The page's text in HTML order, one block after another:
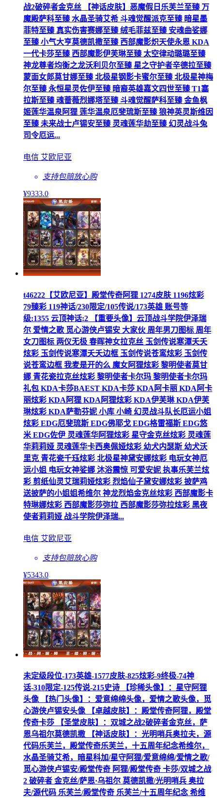
战2破碎者金克丝 【神话皮肤】恶魔假日乐芙兰至臻 万
魔殿萨科至臻 水晶圣骑艾希 斗魂觉醒派克至臻 暗星墨
菲特至臻 真实伤害赛娜至臻 绒毛菲兹至臻 安魂曲娑娜
至臻 小气大亨莫德凯撒至臻 西部魔影炽天使永恩 KDA
一代卡莎至臻 西部魔影伊芙琳至臻 太空律动璐璐至臻
神龙尊者均衡之龙沃利贝尔至臻 星之守护者辛德拉至臻
蒙面女郎莫甘娜至臻 北极星钢影卡蜜尔至臻 北极星神梅
尔至臻 永恒星灵佐伊至臻 暗裔英雄嘉文四世至臻 T1塞
拉斯至臻 魂蔷薇烈娜塔至臻 斗魂觉醒萨科至臻 金鱼枫
姬莲华温泉阿狸 莲华温泉厄斐琉斯至臻 狼神英灵斯维因
至臻 未来战士卢锡安至臻 灵魂莲华劫至臻 幻灵战斗兔
司令厄运...
电信 艾欧尼亚
支持包赔放心购
¥9333.0
t46222【艾欧尼亚】殿堂传奇阿狸 1274皮肤 1196炫彩
79臻彩 119神话/230限定/105传说/173英雄 账号等
级:1355 云顶神话:2 【重要头像】云顶战斗学院伊泽瑞
尔 爱情之歌 觅心游侠卢锡安 大家伙 周年男刀图标 周年
女刀图标 两仪无极 春晖神女拉克丝 玉剑传说寒潭夭夭
炫彩 玉剑传说寒潭夭夭边框 玉剑传说苍鸾炫彩 玉剑传
说苍鸾边框 我麦是开的么 魔女阿狸炫彩 黎明使者莫甘
娜 青花瓷拉克丝炫彩 黎明使者卡尔玛 黎明使者卡尔玛
礼包 KDA卡莎BAEST KDA卡莎 KDA阿卡丽 KDA阿卡
丽炫彩 KDA阿狸 KDA阿狸炫彩 KDA伊芙琳 KDA伊芙
琳炫彩 KDA萨勒芬妮 小库 小崎 幻灵战斗队长厄运小姐
炫彩 EDG厄斐琉斯 EDG佛耶戈 EDG格雷福斯 EDG悠
米 EDG佐伊 灵魂莲华阿狸炫彩 星守金克丝炫彩 灵魂莲
华莉莉娅 灵魂莲华卡西奥佩娅炫彩 幼犬内瑟斯 幼犬沃
里克 青花瓷千珏炫彩 北极星神黛安娜炫彩 电玩女神厄
运小姐 电玩女神娑娜 沐浴震惊 可爱安妮 执事乐芙兰炫
彩 剪纸仙灵艾瑞莉娅炫彩 烈焰仙子黛安娜炫彩 披萨鸡
送披萨的小姐姐希维尔 神龙烈焰金克丝炫彩 西部魔影卡
特琳娜炫彩 西部魔影莎弥拉 西部魔影莎弥拉炫彩 黑夜
使者莉莉娅 战斗学院伊泽瑞...
电信 艾欧尼亚
支持包赔放心购
¥5343.0
未定级段位-173英雄-1577皮肤-825炫彩-9终极-74神
话-310限定-125传说-215史诗 【珍稀头像】：星守阿狸
头像 【热门头像】：爱意绵绵头像，爱情之歌头像，觅
心游侠卢锡安头像 【卓越皮肤】：殿堂传奇阿狸，殿堂
传奇卡莎 【圣堂皮肤】：双城之战2破碎者金克丝，萨
恩乌祖尔莫德凯撒 【神话皮肤】：光明哨兵奥拉夫，源
代码乐芙兰，殿堂传奇乐芙兰，十五周年纪念希维尔，
水晶圣骑艾希，暗星科加/星守阿狸/爱意绵绵/爱情之歌/
觅心游侠卢锡安/殿堂传奇 阿狸/殿堂传奇 卡莎/双城之战
2 破碎者 金克丝/萨恩·乌祖尔 莫德凯撒/光明哨兵 奥拉
夫/源代码 乐芙兰/殿堂传奇 乐芙兰/十五周年纪念 希维